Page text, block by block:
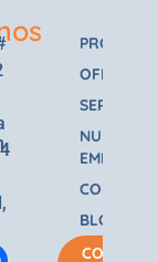
OFERTAS
SERVICIOS
NUESTRA
EMPRESA
BLOG
COMPRA